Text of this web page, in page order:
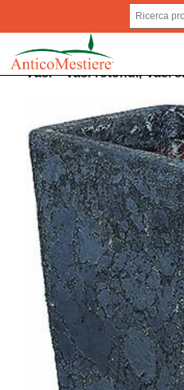
Vasi>Vasi rotondi,Vasi